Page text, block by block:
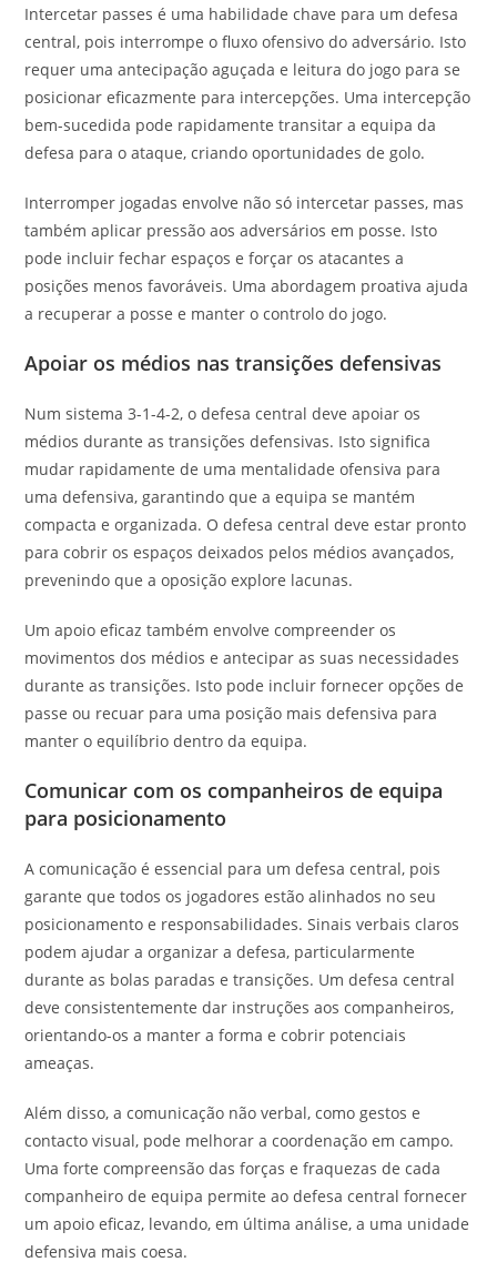
Intercetar passes é uma habilidade chave para um defesa
central, pois interrompe o fluxo ofensivo do adversário. Isto
requer uma antecipação aguçada e leitura do jogo para se
posicionar eficazmente para intercepções. Uma intercepção
bem-sucedida pode rapidamente transitar a equipa da
defesa para o ataque, criando oportunidades de golo.
Interromper jogadas envolve não só intercetar passes, mas
também aplicar pressão aos adversários em posse. Isto
pode incluir fechar espaços e forçar os atacantes a
posições menos favoráveis. Uma abordagem proativa ajuda
a recuperar a posse e manter o controlo do jogo.
Apoiar os médios nas transições defensivas
Num sistema 3-1-4-2, o defesa central deve apoiar os
médios durante as transições defensivas. Isto significa
mudar rapidamente de uma mentalidade ofensiva para
uma defensiva, garantindo que a equipa se mantém
compacta e organizada. O defesa central deve estar pronto
para cobrir os espaços deixados pelos médios avançados,
prevenindo que a oposição explore lacunas.
Um apoio eficaz também envolve compreender os
movimentos dos médios e antecipar as suas necessidades
durante as transições. Isto pode incluir fornecer opções de
passe ou recuar para uma posição mais defensiva para
manter o equilíbrio dentro da equipa.
Comunicar com os companheiros de equipa
para posicionamento
A comunicação é essencial para um defesa central, pois
garante que todos os jogadores estão alinhados no seu
posicionamento e responsabilidades. Sinais verbais claros
podem ajudar a organizar a defesa, particularmente
durante as bolas paradas e transições. Um defesa central
deve consistentemente dar instruções aos companheiros,
orientando-os a manter a forma e cobrir potenciais
ameaças.
Além disso, a comunicação não verbal, como gestos e
contacto visual, pode melhorar a coordenação em campo.
Uma forte compreensão das forças e fraquezas de cada
companheiro de equipa permite ao defesa central fornecer
um apoio eficaz, levando, em última análise, a uma unidade
defensiva mais coesa.